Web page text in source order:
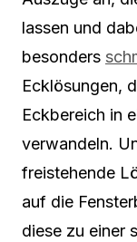
lassen und
besonders
Ecklösungen,
Eckbereich in
verwandeln.
freistehende
auf die
diese zu einer